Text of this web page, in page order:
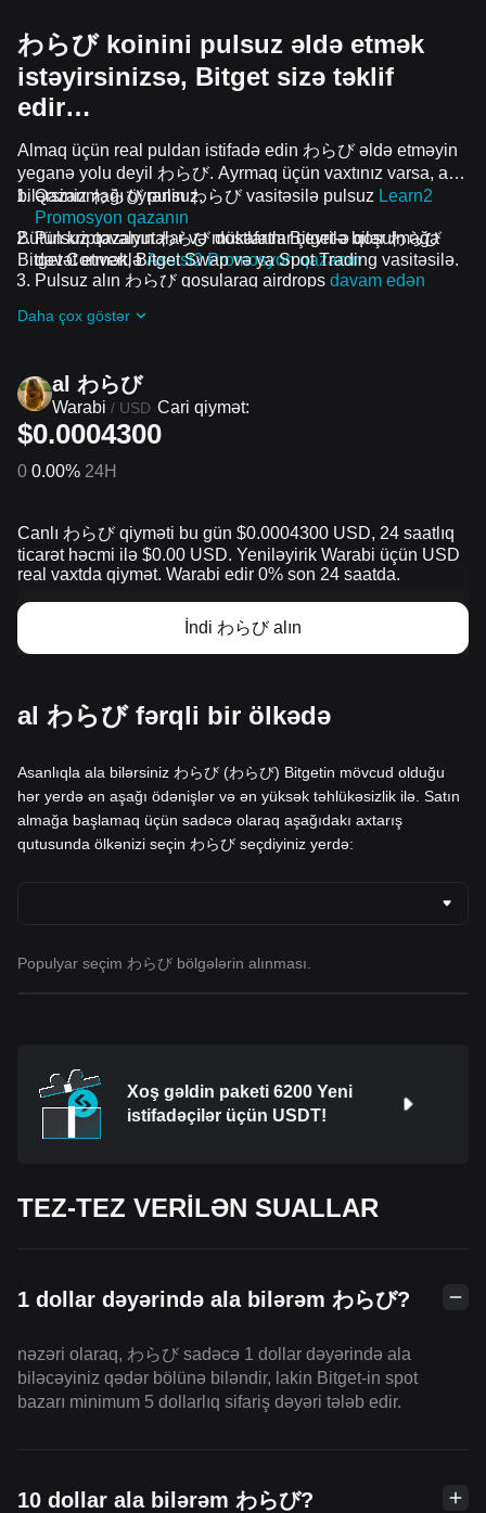
わらび koinini pulsuz əldə etmək
istəyirsinizsə, Bitget sizə təklif
edir…
Almaq üçün real puldan istifadə edin わらび əldə etməyin
yeganə yolu deyil わらび. Ayrmaq üçün vaxtınız varsa, ala
bilərsiniz わらび pulsuz.
Qazanmağı öyrənin わらび vasitəsilə pulsuz Learn2
Promosyon qazanın
Pulsuz qazanın わらび dostlarını Bitget-ə qoşulmağa
dəvət etməkləAssist2 Promosyon qazanın
Pulsuz alın わらび qoşularaq airdrops davam edən
Bütün kriptovalyutalar və mükafatlar çevrilə bilər わらび
Bitget Convert, Bitget Swap və ya Spot Trading vasitəsilə.
Daha çox göstər
al わらび
Warabi / USD Cari qiymət:
$0.0004300
0 0.00% 24H
Canlı わらび qiyməti bu gün $0.0004300 USD, 24 saatlıq
ticarət həcmi ilə $0.00 USD. Yeniləyirik Warabi üçün USD
real vaxtda qiymət. Warabi edir 0% son 24 saatda.
İndi わらび alın
al わらび fərqli bir ölkədə
Asanlıqla ala bilərsiniz わらび (わらび) Bitgetin mövcud olduğu
hər yerdə ən aşağı ödənişlər və ən yüksək təhlükəsizlik ilə. Satın
almağa başlamaq üçün sadəcə olaraq aşağıdakı axtarış
qutusunda ölkənizi seçin わらび seçdiyiniz yerdə:
Populyar seçim わらび bölgələrin alınması.
Xoş gəldin paketi 6200 Yeni
istifadəçilər üçün USDT!
TEZ-TEZ VERİLƏN SUALLAR
1 dollar dəyərində ala bilərəm わらび?
nəzəri olaraq, わらび sadəcə 1 dollar dəyərində ala
biləcəyiniz qədər bölünə biləndir, lakin Bitget-in spot
bazarı minimum 5 dollarlıq sifariş dəyəri tələb edir.
10 dollar ala bilərəm わらび?